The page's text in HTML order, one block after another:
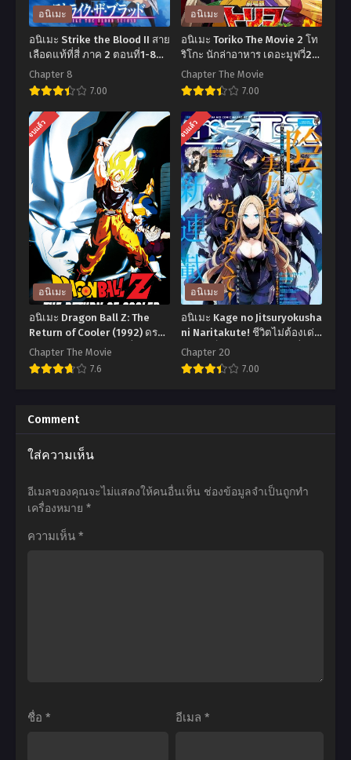
อนิเมะ
อนิเมะ Strike the Blood II สาย
เลือดแท้ที่สี่ ภาค 2 ตอนที่1-8
ซับไทย
Chapter 8
7.00
อ
นิ
เมะ
Strike
the
Blood
II
สาย
เลือด
แท้
ที่
สี่
ภาค
ตอน
ที่1-
8
ไทย
อนิเมะ
อนิเมะ Toriko The Movie 2 โท
ริโกะ นักล่าอาหาร เดอะมูฟวี่2
เมนูพิเศษของเหล่านักล่าอาหาร
ซับไทย
Chapter The Movie
7.00
อ
นิ
เมะ
Toriko
The
Movie
2
โท
ริ
โกะ
นัก
ล่า
อาหาร
วี่2
ของ
จบแล้ว
อนิเมะ
อนิเมะ Dragon Ball Z: The
Return of Cooler (1992) ดรา
ก้อนบอลแซด เดอะมูฟวี่ 06:
การกลับมาของคูลเลอร์ พากย์
ไทย
Chapter The Movie
7.6
นิ
เมะ
Dragon
Z:
Return
เดอะ
จบแล้ว
อนิเมะ
อนิเมะ Kage no Jitsuryokusha
ni Naritakute! ชีวิตไม่ต้องเด่น
ขอแค่เป็นเทพในเงา ตอนที่1-
20 พากย์ไทย+ซับไทย
Chapter 20
7.00
เมะ
no
Jitsuryokusha
เทพ
Comment
ใส่ความเห็น
อีเมลของคุณจะไม่แสดงให้คนอื่นเห็น ช่องข้อมูลจำเป็นถูกทำ
เครื่องหมาย *
ความเห็น *
ชื่อ * อีเมล *